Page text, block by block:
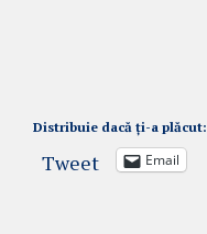
Distribuie dacă ți-a plăcut:
Tweet Email